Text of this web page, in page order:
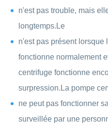
n'est pas trouble, mais
longtemps.Le
n'est pas présent lorsque
fonctionne normalement
centrifuge fonctionne
surpression.La pompe
ne peut pas fonctionner
surveillée par une